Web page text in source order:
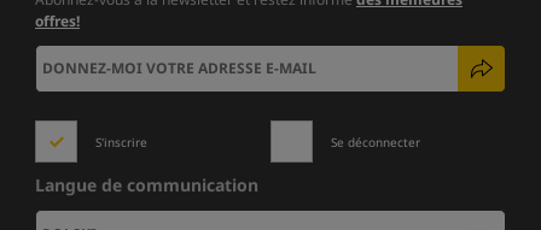
offres!
S'inscrire Se déconnecter
Langue de communication